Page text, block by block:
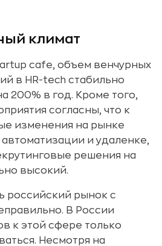
климат
cafe, объем венчурных
в HR-tech стабильно
200% в год. Кроме того,
согласны, что к
изменения на рынке
и удаленке,
решения на
высокий.
российский рынок с
В России
к этой сфере только
Несмотря на